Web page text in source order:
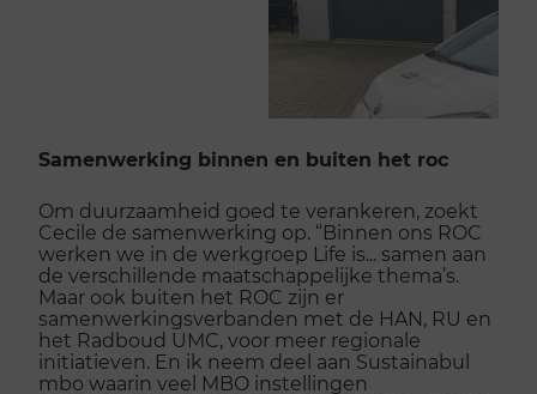
Samenwerking binnen en buiten het roc
Om duurzaamheid goed te verankeren, zoekt
Cecile de samenwerking op. “Binnen ons ROC
werken we in de werkgroep Life is... samen aan
de verschillende maatschappelijke thema’s.
Maar ook buiten het ROC zijn er
samenwerkingsverbanden met de HAN, RU en
het Radboud UMC, voor meer regionale
initiatieven. En ik neem deel aan Sustainabul
mbo waarin veel MBO instellingen